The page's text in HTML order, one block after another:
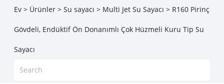
Ev > Ürünler> Su sayacı > Multi Jet Su Sayacı > R160 Pirinç
Gövdeli, Endüktif Ön Donanımlı Çok Hüzmeli Kuru Tip Su
Sayacı